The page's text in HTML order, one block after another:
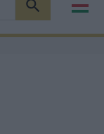
KERESÉS